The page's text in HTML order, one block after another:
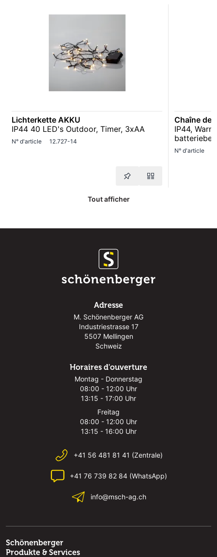
Lichterkette AKKU
IP44 40 LED's Outdoor, Timer, 3xAA
N° d'article 12.727-14
Chaîne de
IP44,
N° d'article
Tout afficher
Adresse
M. Schönenberger AG
Industriestrasse 17
5507 Mellingen
Schweiz
Horaires d'ouverture
Montag - Donnerstag
08:00 - 12:00 Uhr
13:15 - 17:00 Uhr
Freitag
08:00 - 12:00 Uhr
13:15 - 16:00 Uhr
+41 56 481 81 41 (Zentrale)
+41 76 739 82 84 (WhatsApp)
info@msch-ag.ch
Schönenberger
Produkte & Services